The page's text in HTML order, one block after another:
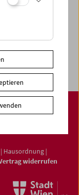
| Hausordnung |
widerrufen